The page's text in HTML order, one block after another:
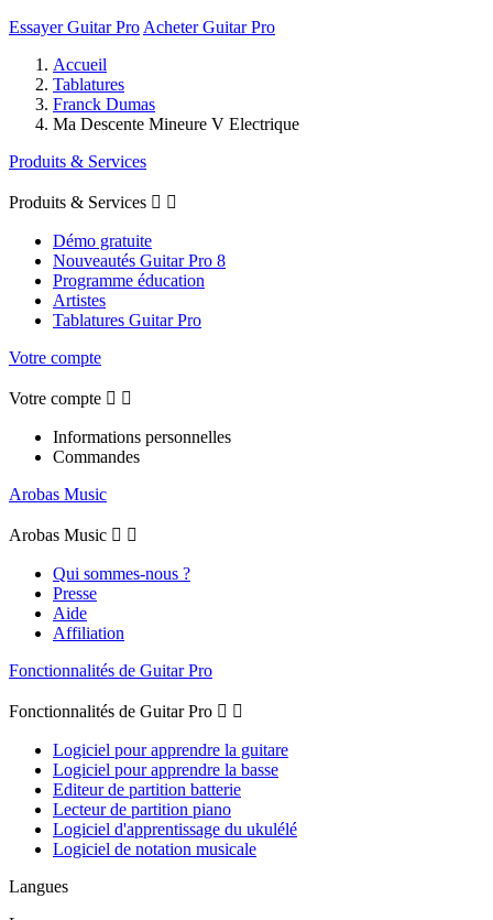
Essayer Guitar Pro Acheter Guitar Pro
Accueil
Tablatures
Franck Dumas
Ma Descente Mineure V Electrique
Produits & Services
Produits & Services  
Démo gratuite
Nouveautés Guitar Pro 8
Programme éducation
Artistes
Tablatures Guitar Pro
Votre compte
Votre compte  
Informations personnelles
Commandes
Arobas Music
Arobas Music  
Qui sommes-nous ?
Presse
Aide
Affiliation
Fonctionnalités de Guitar Pro
Fonctionnalités de Guitar Pro  
Logiciel pour apprendre la guitare
Logiciel pour apprendre la basse
Editeur de partition batterie
Lecteur de partition piano
Logiciel d'apprentissage du ukulélé
Logiciel de notation musicale
Langues